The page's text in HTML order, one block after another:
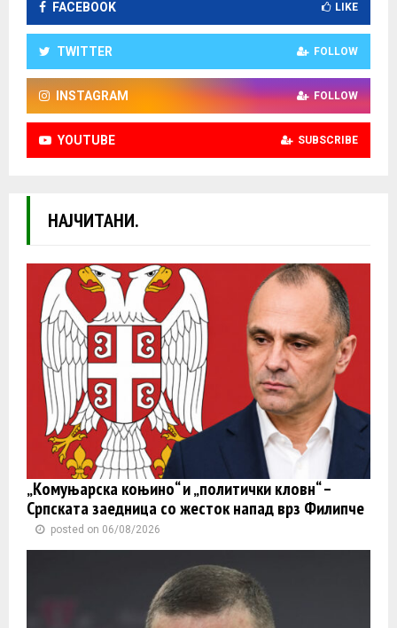
FACEBOOK LIKE
TWITTER FOLLOW
INSTAGRAM FOLLOW
YOUTUBE SUBSCRIBE
НАЈЧИТАНИ.
„Комуњарска коњино“ и „политички кловн“ –
Српската заедница со жесток напад врз Филипче
posted on 06/08/2026